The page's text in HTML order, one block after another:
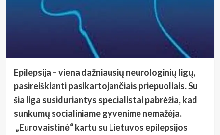
Epilepsija – viena dažniausių neurologinių ligų,
pasireiškianti pasikartojančiais priepuoliais. Su
šia liga susiduriantys specialistai pabrėžia, kad
sunkumų socialiniame gyvenime nemažėja.
„Eurovaistinė“ kartu su Lietuvos epilepsijos